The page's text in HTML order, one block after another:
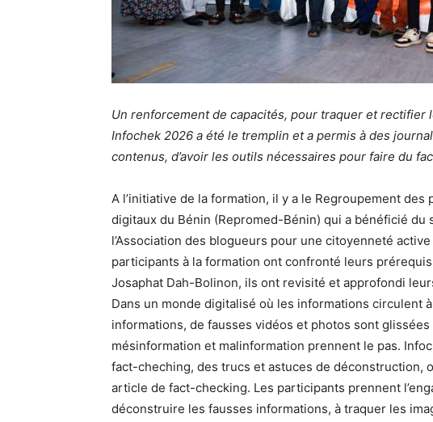
Un renforcement de capacités, pour traquer et rectifier
Infochek 2026 a été le tremplin et a permis à des
contenus, d’avoir les outils nécessaires pour faire du
A l’initiative de la formation, il y a le Regroupement
digitaux du Bénin (Repromed-Bénin) qui a bénéficié
l’Association des blogueurs pour une citoyenneté
participants à la formation ont confronté leurs
Josaphat Dah-Bolinon, ils ont revisité et approfondi
Dans un monde digitalisé où les informations circulent
informations, de fausses vidéos et photos sont
mésinformation et malinformation prennent le pas.
fact-cheching, des trucs et astuces de déconstruction,
article de fact-checking. Les participants prennent
déconstruire les fausses informations, à traquer les